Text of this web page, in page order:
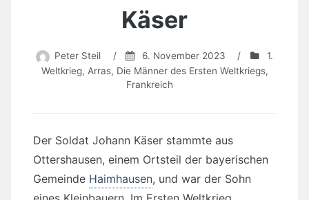
Käser
Peter Steil / 6. November 2023 /
1.
Weltkrieg, Arras, Die Männer des Ersten Weltkriegs,
Frankreich
Der Soldat Johann Käser stammte aus
Ottershausen, einem Ortsteil der bayerischen
Gemeinde Haimhausen, und war der Sohn